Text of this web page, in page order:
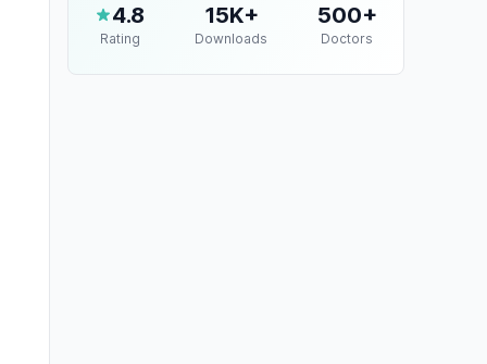
4.8
Rating
15K+
Downloads
500+
Doctors